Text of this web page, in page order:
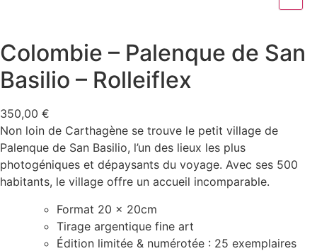
Colombie – Palenque de San
Basilio – Rolleiflex
350,00 €
Non loin de Carthagène se trouve le petit village de
Palenque de San Basilio, l’un des lieux les plus
photogéniques et dépaysants du voyage. Avec ses 500
habitants, le village offre un accueil incomparable.
Format 20 x 20cm
Tirage argentique fine art
Édition limitée & numérotée : 25 exemplaires